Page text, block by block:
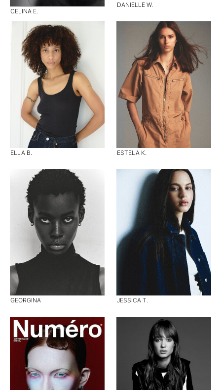
CELINA E.
DANIELLE W.
ELLA B. ESTELA K.
GEORGINA JESSICA T.